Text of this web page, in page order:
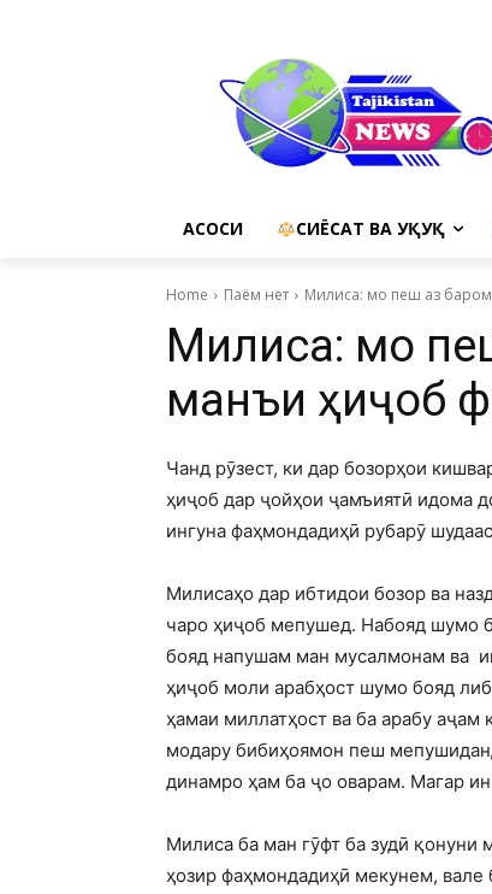
АСОСИ СИЁСАТ ВА ҲУҚУҚ
Home Паём нет Милиса: мо пеш аз
Милиса: мо
манъи ҳиҷоб
Чанд рӯзест, ки дар бозорҳои
ҳиҷоб дар ҷойҳои ҷамъиятӣ идома
ингуна фаҳмондадиҳӣ рубарӯ
Милисаҳо дар ибтидои бозор ва
чаро ҳиҷоб мепушед. Набояд шумо
бояд напушам ман мусалмонам ва
ҳиҷоб моли арабҳост шумо бояд
ҳамаи миллатҳост ва ба арабу
модару бибиҳоямон пеш
динамро ҳам ба ҷо оварам. Магар ин
Милиса ба ман гӯфт ба зудӣ
ҳозир фаҳмондадиҳӣ мекунем,